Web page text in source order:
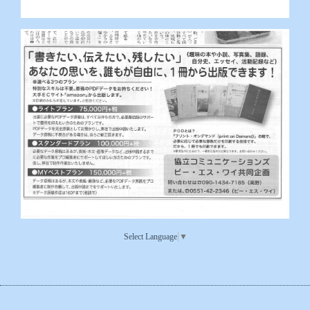
Select Language ▼